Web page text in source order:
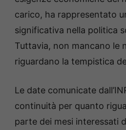
carico, ha rappresentato
significativa nella politica
Tuttavia, non mancano le
riguardano la tempistica
Le date comunicate
continuità per quanto
parte dei mesi interessati